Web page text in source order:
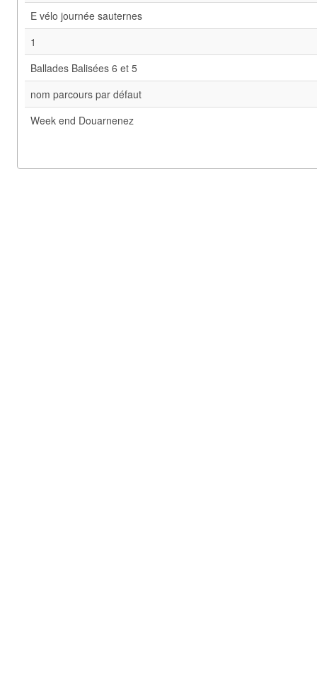
E vélo journée sauternes
1
Ballades Balisées 6 et 5
nom parcours par défaut
Week end Douarnenez